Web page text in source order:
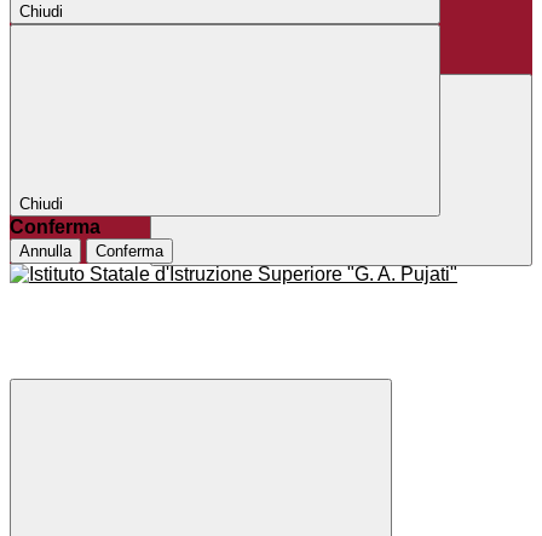
Chiudi
Chiudi
Conferma
Annulla Conferma